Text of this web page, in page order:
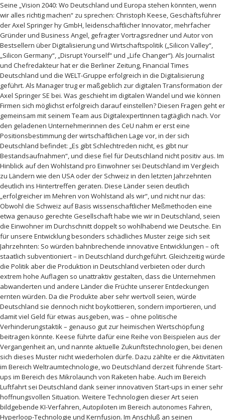
Seine „Vision 2040: Wo Deutschland und Europa stehen könnten, wenn
wir alles richtig machen“ zu sprechen: Christoph Keese, Geschäftsführer
der Axel Springer hy GmbH, leidenschaftlicher Innovator, mehrfacher
Gründer und Business Angel, gefragter Vortragsredner und Autor von
Bestsellern über Digitalisierung und Wirtschaftspolitik („Silicon Valley“,
„Silicon Germany“, „Disrupt Yourself“ und „Life Changer“). Als Journalist
und Chefredakteur hat er die Berliner Zeitung, Financial Times
Deutschland und die WELT-Gruppe erfolgreich in die Digitalisierung
geführt. Als Manager trug er maßgeblich zur digitalen Transformation der
Axel Springer SE bei. Was geschieht im digitalen Wandel und wie können
Firmen sich möglichst erfolgreich darauf einstellen? Diesen Fragen geht er
gemeinsam mit seinem Team aus DigitalexpertInnen tagtäglich nach. Vor
den geladenen Unternehmerinnen des CeU nahm er erst eine
Positionsbestimmung der wirtschaftlichen Lage vor, in der sich
Deutschland befindet: „Es gibt Schlechtreden nicht, es gibt nur
Bestandsaufnahmen“, und diese fiel für Deutschland nicht positiv aus. Im
Hinblick auf den Wohlstand pro Einwohner sei Deutschland im Vergleich
zu Ländern wie den USA oder der Schweiz in den letzten Jahrzehnten
deutlich ins Hintertreffen geraten. Diese Länder seien deutlich
„erfolgreicher im Mehren von Wohlstand als wir“, und nicht nur das:
Obwohl die Schweiz auf Basis wissenschaftlicher Meßmethoden eine
etwa genauso gerechte Gesellschaft habe wie wir in Deutschland, seien
die Einwohner im Durchschnitt doppelt so wohlhabend wie Deutsche. Ein
für unsere Entwicklung besonders schädliches Muster zeige sich seit
Jahrzehnten: So würden bahnbrechende innovative Entwicklungen – oft
staatlich subventioniert – in Deutschland durchgeführt. Gleichzeitig würde
die Politik aber die Produktion in Deutschland verbieten oder durch
extrem hohe Auflagen so unattraktiv gestalten, dass die Unternehmen
abwanderten und andere Länder die Früchte unserer Entdeckungen
ernten würden. Da die Produkte aber sehr wertvoll seien, würde
Deutschland sie dennoch nicht boykottieren, sondern importieren, und
damit viel Geld für etwas ausgeben, was – ohne politische
Verhinderungstaktik – genauso gut zur heimischen Wertschöpfung
beitragen könnte. Keese führte dafür eine Reihe von Beispielen aus der
Vergangenheit an, und nannte aktuelle Zukunftstechnologien, bei denen
sich dieses Muster nicht wiederholen dürfe. Dazu zählte er die Aktivitäten
im Bereich Weltraumtechnologie, wo Deutschland derzeit führende Start-
ups im Bereich des Mikrolaunch von Raketen habe. Auch im Bereich
Luftfahrt sei Deutschland dank seiner innovativen Start-ups in einer sehr
hoffnungsvollen Situation. Weitere Technologien dieser Art seien
bildgebende KI-Verfahren, Autopiloten im Bereich autonomes Fahren,
Hyperloop-Technologie und Kernfusion. Im Anschluß an seinen